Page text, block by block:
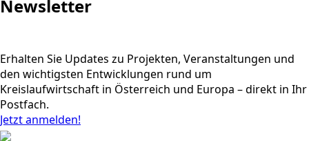
Newsletter
Erhalten Sie Updates zu Projekten, Veranstaltungen und
den wichtigsten Entwicklungen rund um
Kreislaufwirtschaft in Österreich und Europa – direkt in Ihr
Postfach.
Jetzt anmelden!